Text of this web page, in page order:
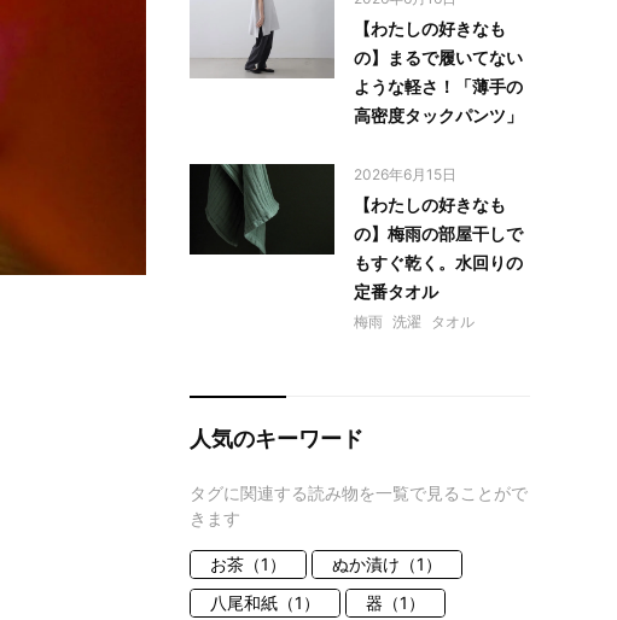
【わたしの好きなも
の】まるで履いてない
ような軽さ！「薄手の
高密度タックパンツ」
2026年6月15日
【わたしの好きなも
の】梅雨の部屋干しで
もすぐ乾く。水回りの
定番タオル
梅雨 洗濯 タオル
人気のキーワード
タグに関連する読み物を一覧で見ることがで
きます
お茶（1）
ぬか漬け（1）
八尾和紙（1）
器（1）